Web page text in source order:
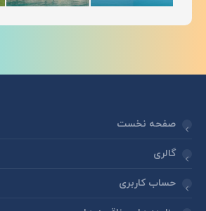
صفحه نخست
گالری
حساب کاربری